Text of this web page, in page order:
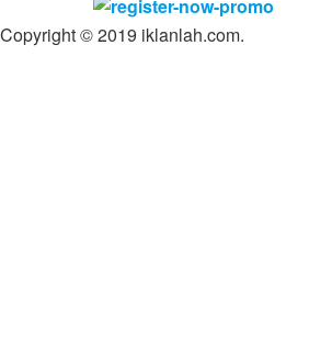
Copyright © 2019 iklanlah.com.